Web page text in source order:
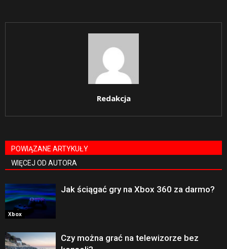
Redakcja
POWIĄZANE ARTYKUŁY
WIĘCEJ OD AUTORA
Xbox
Jak ściągać gry na Xbox 360 za darmo?
Czy można grać na telewizorze bez